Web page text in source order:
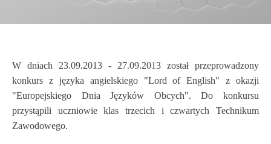
W dniach 23.09.2013 - 27.09.2013 został przeprowadzony
konkurs z języka angielskiego "Lord of English" z okazji
"Europejskiego Dnia Języków Obcych". Do konkursu
przystąpili uczniowie klas trzecich i czwartych Technikum
Zawodowego.